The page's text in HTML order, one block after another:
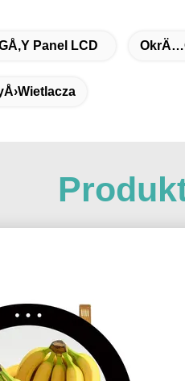
Panel LCD